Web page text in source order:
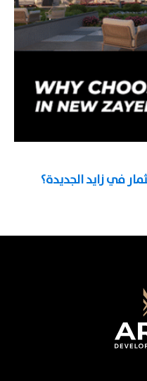
في زايد الجديدة؟